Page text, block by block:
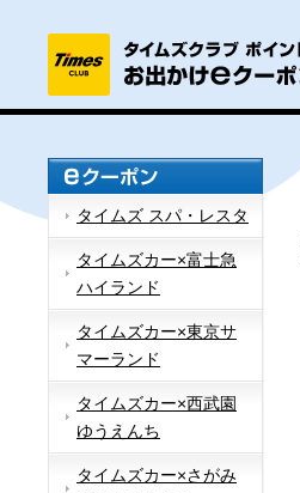
タイムズ スパ・レスタ
タイムズカー×富士急
ハイランド
タイムズカー×東京サ
マーランド
タイムズカー×西武園
ゆうえんち
タイムズカー×さがみ